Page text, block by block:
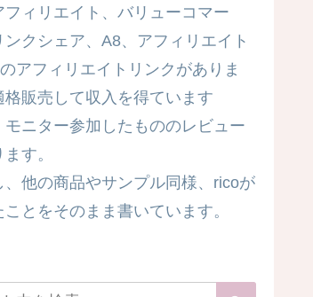
フィリエイト、バリューコマー
ンクシェア、A8、アフィリエイト
アフィリエイトリンクがありま
格販売して収入を得ています
モニター参加したもののレビュー
す。
、他の商品やサンプル同様、ricoが
ことをそのまま書いています。